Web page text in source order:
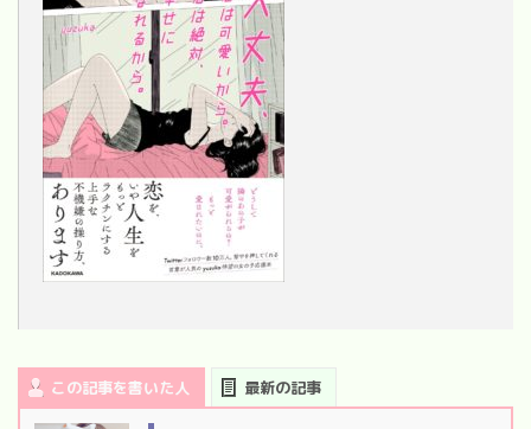
この記事を書いた人 最新の記事